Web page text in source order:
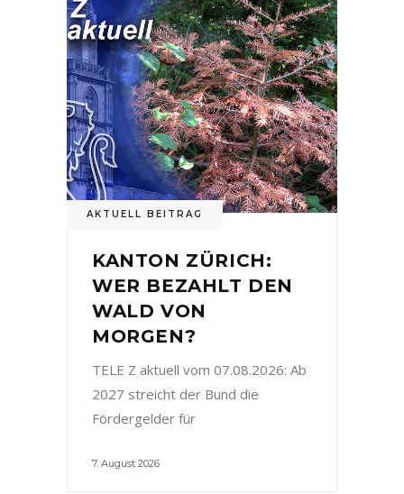
AKTUELL BEITRAG
KANTON ZÜRICH:
WER BEZAHLT DEN
WALD VON
MORGEN?
TELE Z aktuell vom 07.08.2026: Ab
2027 streicht der Bund die
Fördergelder für
7. August 2026